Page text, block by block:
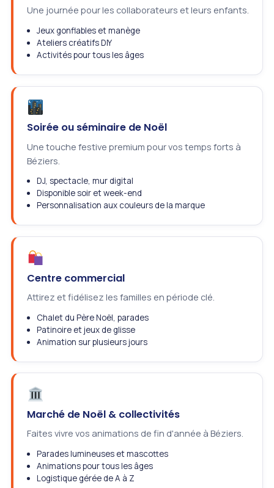
Une journée pour les collaborateurs et leurs enfants.
Jeux gonflables et manège
Ateliers créatifs DIY
Activités pour tous les âges
Soirée ou séminaire de Noël
Une touche festive premium pour vos temps forts à
Béziers.
DJ, spectacle, mur digital
Disponible soir et week-end
Personnalisation aux couleurs de la marque
Centre commercial
Attirez et fidélisez les familles en période clé.
Chalet du Père Noël, parades
Patinoire et jeux de glisse
Animation sur plusieurs jours
Marché de Noël & collectivités
Faites vivre vos animations de fin d'année à Béziers.
Parades lumineuses et mascottes
Animations pour tous les âges
Logistique gérée de A à Z